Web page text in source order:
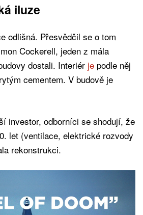
iluze
odlišná. Přesvědčil se o tom
Cockerell, jeden z mála
dostali. Interiér je podle něj
cementem. V budově je
investor, odborníci se shodují, že
let (ventilace, elektrické rozvody
rekonstrukci.